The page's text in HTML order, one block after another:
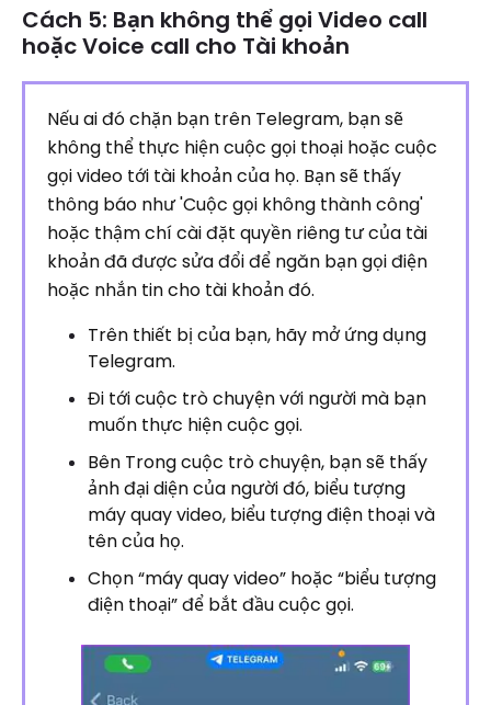
Cách 5: Bạn không thể gọi Video call
hoặc Voice call cho Tài khoản
Nếu ai đó chặn bạn trên Telegram, bạn sẽ
không thể thực hiện cuộc gọi thoại hoặc cuộc
gọi video tới tài khoản của họ. Bạn sẽ thấy
thông báo như 'Cuộc gọi không thành công'
hoặc thậm chí cài đặt quyền riêng tư của tài
khoản đã được sửa đổi để ngăn bạn gọi điện
hoặc nhắn tin cho tài khoản đó.
Trên thiết bị của bạn, hãy mở ứng dụng
Telegram.
Đi tới cuộc trò chuyện với người mà bạn
muốn thực hiện cuộc gọi.
Bên Trong cuộc trò chuyện, bạn sẽ thấy
ảnh đại diện của người đó, biểu tượng
máy quay video, biểu tượng điện thoại và
tên của họ.
Chọn “máy quay video” hoặc “biểu tượng
điện thoại” để bắt đầu cuộc gọi.